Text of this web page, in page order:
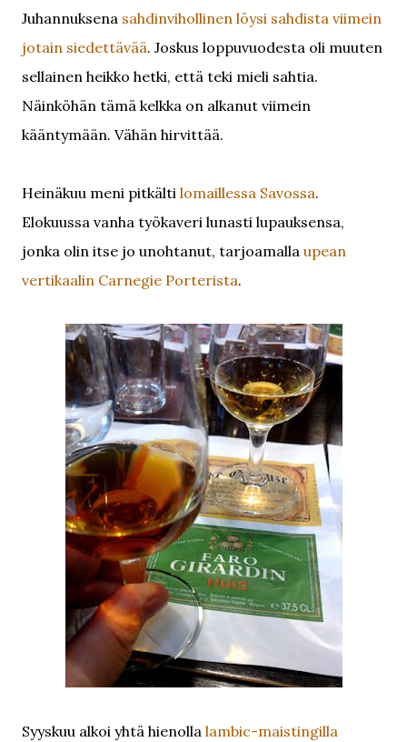
Juhannuksena sahdinvihollinen löysi sahdista viimein
jotain siedettävää. Joskus loppuvuodesta oli muuten
sellainen heikko hetki, että teki mieli sahtia.
Näinköhän tämä kelkka on alkanut viimein
kääntymään. Vähän hirvittää.
Heinäkuu meni pitkälti lomaillessa Savossa.
Elokuussa vanha työkaveri lunasti lupauksensa,
jonka olin itse jo unohtanut, tarjoamalla upean
vertikaalin Carnegie Porterista.
Syyskuu alkoi yhtä hienolla lambic-maistingilla